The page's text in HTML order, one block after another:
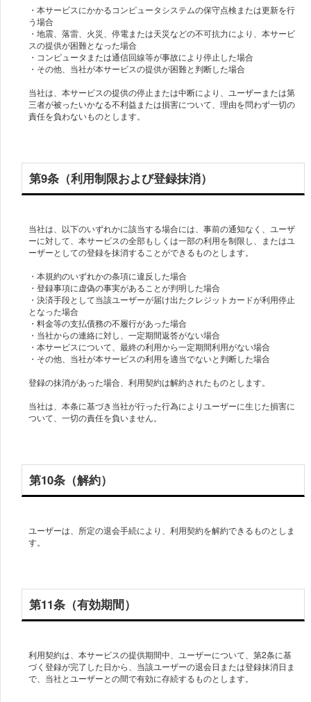
・本サービスにかかるコンピュータシステムの保守点検または更新を行
う場合
・地震、落雷、火災、停電または天災などの不可抗力により、本サービ
スの提供が困難となった場合
・コンピュータまたは通信回線等が事故により停止した場合
・その他、当社が本サービスの提供が困難と判断した場合
当社は、本サービスの提供の停止または中断により、ユーザーまたは第
三者が被ったいかなる不利益または損害について、理由を問わず一切の
責任を負わないものとします。
第9条（利用制限および登録抹消）
当社は、以下のいずれかに該当する場合には、事前の通知なく、ユーザ
ーに対して、本サービスの全部もしくは一部の利用を制限し、またはユ
ーザーとしての登録を抹消することができるものとします。
・本規約のいずれかの条項に違反した場合
・登録事項に虚偽の事実があることが判明した場合
・決済手段として当該ユーザーが届け出たクレジットカードが利用停止
となった場合
・料金等の支払債務の不履行があった場合
・当社からの連絡に対し、一定期間返答がない場合
・本サービスについて、最終の利用から一定期間利用がない場合
・その他、当社が本サービスの利用を適当でないと判断した場合
登録の抹消があった場合、利用契約は解約されたものとします。
当社は、本条に基づき当社が行った行為によりユーザーに生じた損害に
ついて、一切の責任を負いません。
第10条（解約）
ユーザーは、所定の退会手続により、利用契約を解約できるものとしま
す。
第11条（有効期間）
利用契約は、本サービスの提供期間中、ユーザーについて、第2条に基
づく登録が完了した日から、当該ユーザーの退会日または登録抹消日ま
で、当社とユーザーとの間で有効に存続するものとします。